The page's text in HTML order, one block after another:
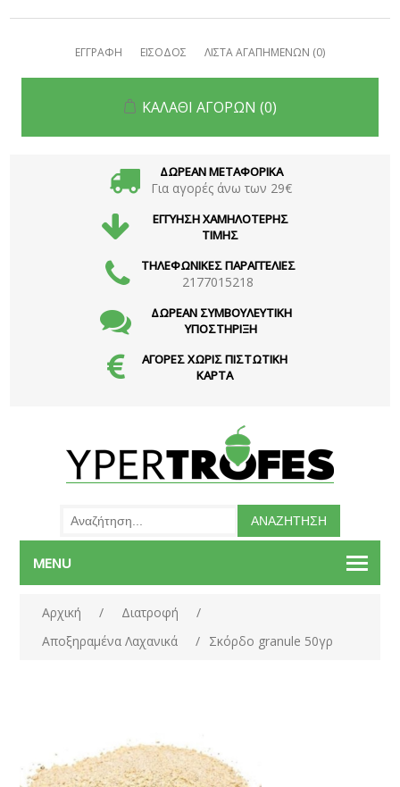
ΕΓΓΡΑΦΗ ΕΙΣΟΔΟΣ ΛΙΣΤΑ ΑΓΑΠΗΜΕΝΩΝ (0)
ΚΑΛΑΘΙ ΑΓΟΡΩΝ (0)
ΔΩΡΕΑΝ ΜΕΤΑΦΟΡΙΚΑ
Για αγορές άνω των 29€
ΕΓΓΥΗΣΗ ΧΑΜΗΛΟΤΕΡΗΣ
ΤΙΜΗΣ
ΤΗΛΕΦΩΝΙΚΕΣ ΠΑΡΑΓΓΕΛΙΕΣ
2177015218
ΔΩΡΕΑΝ ΣΥΜΒΟΥΛΕΥΤΙΚΗ
ΥΠΟΣΤΗΡΙΞΗ
ΑΓΟΡΕΣ ΧΩΡΙΣ ΠΙΣΤΩΤΙΚΗ
ΚΑΡΤΑ
MENU
Αρχική / Διατροφή
/
Αποξηραμένα Λαχανικά
/ Σκόρδο granule 50γρ